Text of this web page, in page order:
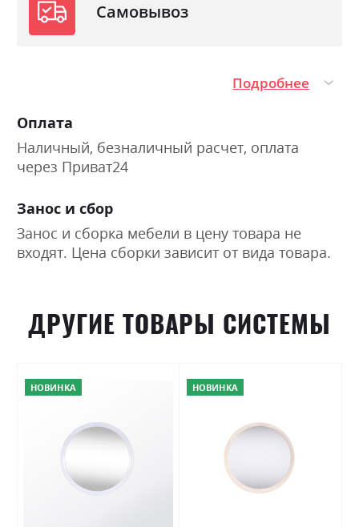
Самовывоз
Подробнее
Оплата
Наличный, безналичный расчет, оплата
через Приват24
Занос и сбор
Занос и сборка мебели в цену товара не
входят. Цена сборки зависит от вида товара.
ДРУГИЕ ТОВАРЫ СИСТЕМЫ
НОВИНКА НОВИНКА